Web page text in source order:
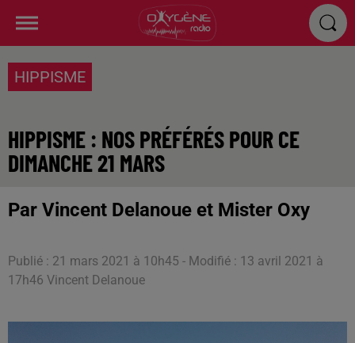
HIPPISME
HIPPISME : NOS PRÉFÉRÉS POUR CE
DIMANCHE 21 MARS
Par Vincent Delanoue et Mister Oxy
Publié : 21 mars 2021 à 10h45 - Modifié : 13 avril 2021 à
17h46 Vincent Delanoue